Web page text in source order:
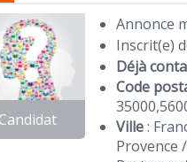
Candidat
Annonce
Inscrit(e)
Déjà
Code
35000,
Ville:
Provence